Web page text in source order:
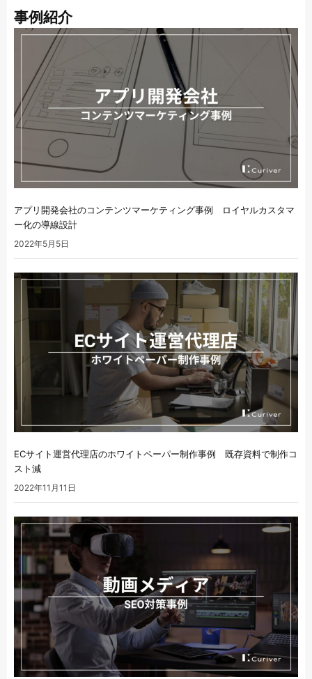
事例紹介
アプリ開発会社のコンテンツマーケティング事例 ロイヤルカスタマ
ー化の導線設計
2022年5月5日
ECサイト運営代理店のホワイトペーパー制作事例 既存資料で制作コ
スト減
2022年11月11日